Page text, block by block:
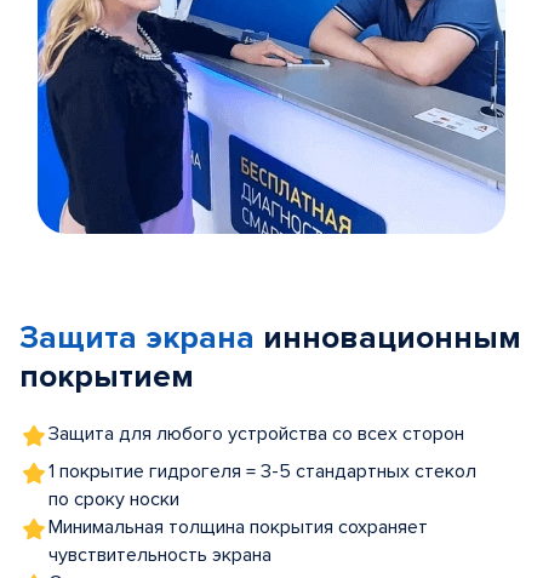
5
Защита экрана инновационным
покрытием
Защита для любого устройства со всех сторон
1 покрытие гидрогеля = 3-5 стандартных стекол
по сроку носки
Минимальная толщина покрытия сохраняет
чувствительность экрана